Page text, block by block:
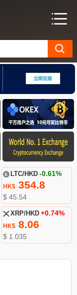
LTC/HKD -0.61%
HK$354.8
$ 45.54
XRP/HKD +0.74%
HK$8.06
$ 1.035